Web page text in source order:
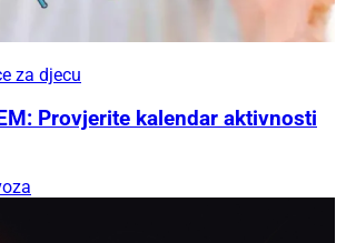
za djecu
Provjerite kalendar aktivnosti